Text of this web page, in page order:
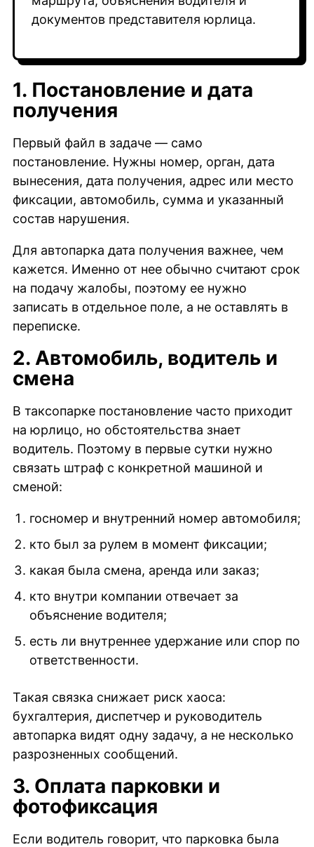
документов представителя юрлица.
1. Постановление и дата
получения
Первый файл в задаче — само
постановление. Нужны номер, орган, дата
вынесения, дата получения, адрес или место
фиксации, автомобиль, сумма и указанный
состав нарушения.
Для автопарка дата получения важнее, чем
кажется. Именно от нее обычно считают срок
на подачу жалобы, поэтому ее нужно
записать в отдельное поле, а не оставлять в
переписке.
2. Автомобиль, водитель и
смена
В таксопарке постановление часто приходит
на юрлицо, но обстоятельства знает
водитель. Поэтому в первые сутки нужно
связать штраф с конкретной машиной и
сменой:
госномер и внутренний номер автомобиля;
кто был за рулем в момент фиксации;
какая была смена, аренда или заказ;
кто внутри компании отвечает за
объяснение водителя;
есть ли внутреннее удержание или спор по
ответственности.
Такая связка снижает риск хаоса:
бухгалтерия, диспетчер и руководитель
автопарка видят одну задачу, а не несколько
разрозненных сообщений.
3. Оплата парковки и
фотофиксация
Если водитель говорит, что парковка была